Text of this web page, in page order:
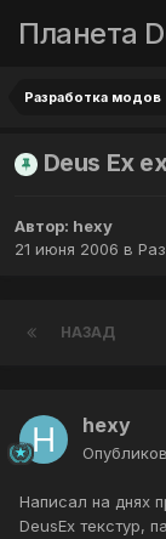
Планета
Разработка модов
Deus Ex
Автор: hexy
21 июня 2006 в
НАЗАД
hexy
Написал на днях
DeusEx текстур,